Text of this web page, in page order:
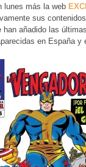
lunes más la web
sus
han añadido las últimas
en España y